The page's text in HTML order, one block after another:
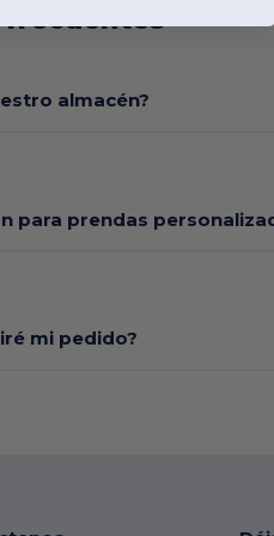
almacén?
para prendas
mi pedido?